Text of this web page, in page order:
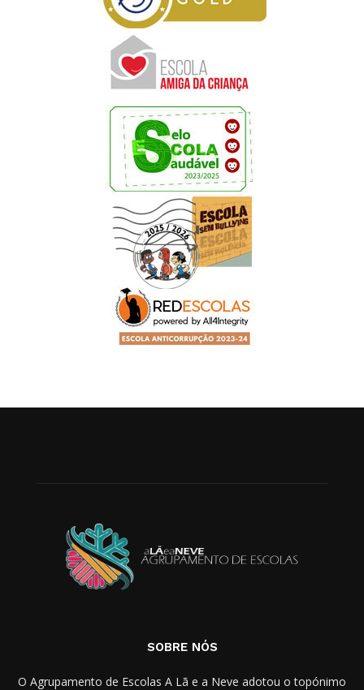
SOBRE NÓS
O Agrupamento de Escolas A Lã e a Neve adotou o topónimo